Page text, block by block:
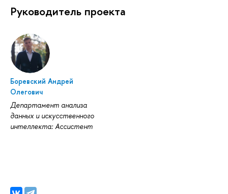
Руководитель проекта
Боревский Андрей
Олегович
Департамент анализа
данных и искусственного
интеллекта: Ассистент